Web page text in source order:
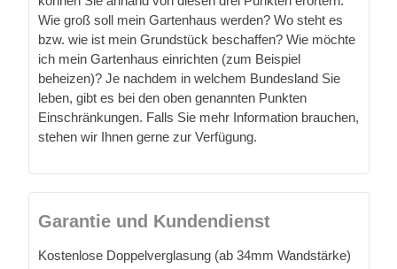
Wie groß soll mein Gartenhaus werden? Wo steht es
bzw. wie ist mein Grundstück beschaffen? Wie möchte
ich mein Gartenhaus einrichten (zum Beispiel
beheizen)? Je nachdem in welchem Bundesland Sie
leben, gibt es bei den oben genannten Punkten
Einschränkungen. Falls Sie mehr Information brauchen,
stehen wir Ihnen gerne zur Verfügung.
Garantie und Kundendienst
Kostenlose Doppelverglasung (ab 34mm Wandstärke)